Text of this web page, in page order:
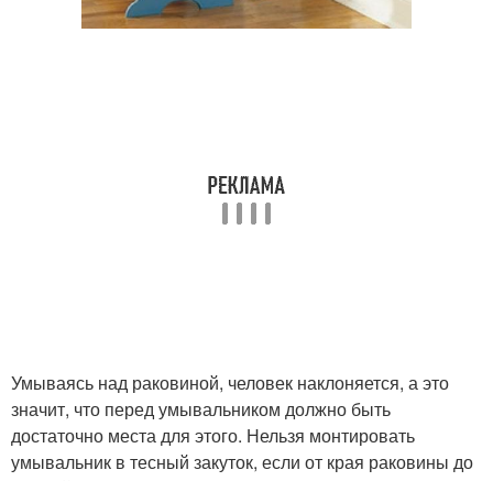
Умываясь над раковиной, человек наклоняется, а это
значит, что перед умывальником должно быть
достаточно места для этого. Нельзя монтировать
умывальник в тесный закуток, если от края раковины до